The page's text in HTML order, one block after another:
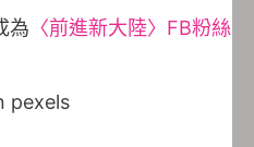
為 〈前進新大陸〉FB粉絲
pexels